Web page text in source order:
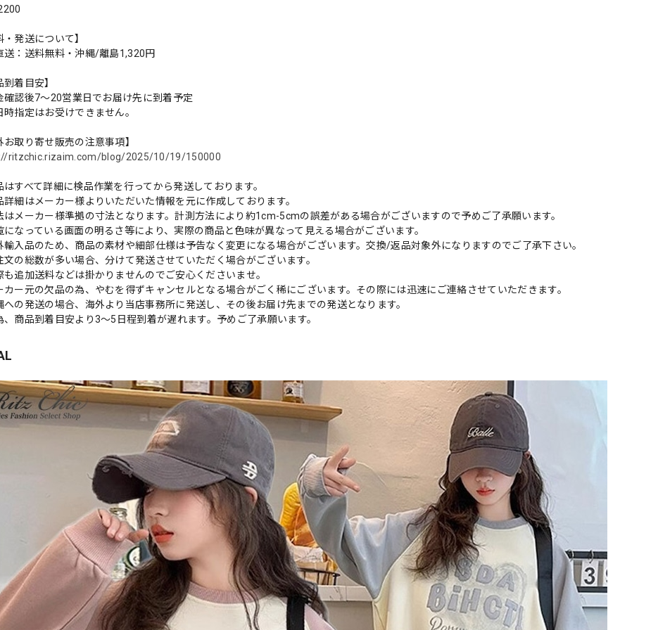
・発送について】
送：送料無料・沖縄/離島1,320円
到着目安】
確認後7〜20営業日でお届け先に到着予定
時指定はお受けできません。
お取り寄せ販売の注意事項】
ritzchic.rizaim.com/blog/2025/10/19/150000
すべて詳細に検品作業を行ってから発送しております。
細はメーカー様よりいただいた情報を元に作成しております。
メーカー様準拠の寸法となります。計測方法により約1cm-5cmの誤差がある場合がございますので予めご了承願います。
なっている画面の明るさ等により、実際の商品と色味が異なって見える場合がございます。
入品のため、商品の素材や細部仕様は予告なく変更になる場合がございます。交換/返品対象外になりますのでご了承下さい。
の総数が多い場合、分けて発送させていただく場合がございます。
も追加送料などは掛かりませんのでご安心くださいませ。
ー元の欠品の為、やむを得ずキャンセルとなる場合がごく稀にございます。その際には迅速にご連絡させていただきます。
の発送の場合、海外より当店事務所に発送し、その後お届け先までの発送となります。
、商品到着目安より3〜5日程到着が遅れます。予めご了承願います。